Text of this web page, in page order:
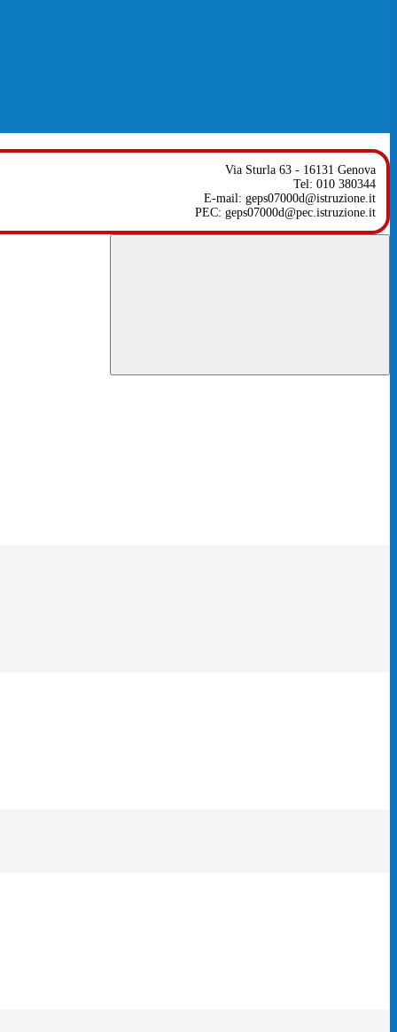
Via Sturla 63 - 16131 Genova
Tel: 010 380344
E-mail: geps07000d@istruzione.it
PEC: geps07000d@pec.istruzione.it